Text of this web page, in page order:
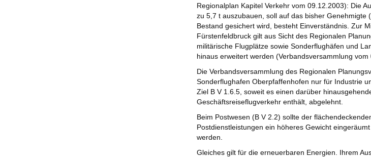
Regionalplan Kapitel Verkehr vom 09.12.2003): Die
zu 5,7 t auszubauen, soll auf das bisher
Bestand gesichert wird, besteht Einverständnis. Zur
Fürstenfeldbruck gilt aus Sicht des Regionalen
militärische Flugplätze sowie Sonderflughäfen und
hinaus erweitert werden (Verbandsversammlung vom
Die Verbandsversammlung des Regionalen
Sonderflughafen Oberpfaffenhofen nur für Industrie
Ziel B V 1.6.5, soweit es einen darüber
Geschäftsreiseflugverkehr enthält, abgelehnt.
Beim Postwesen (B V 2.2) sollte der
Postdienstleistungen ein höheres Gewicht
werden.
Gleiches gilt für die erneuerbaren Energien. Ihrem